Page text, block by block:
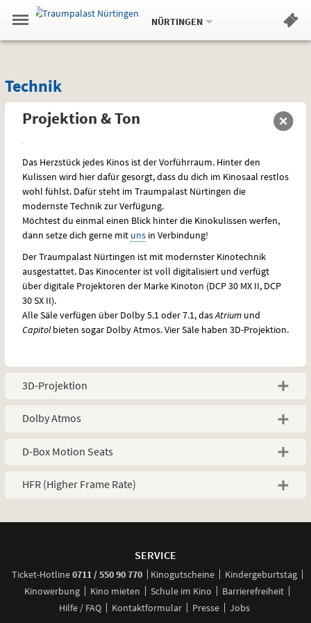
Springe
zum
,zum
.
Navigation
Gehe
zur
Standortauswahl
Standort:
NÜRTINGEN.
Hinweis
Technik
Technik
Projektion & Ton
Das Herzstück jedes Kinos ist der Vorführraum. Hinter den
Kulissen wird hier dafür gesorgt, dass du dich im Kinosaal restlos
wohl fühlst. Dafür steht im Traumpalast Nürtingen die
modernste Technik zur Verfügung.
Möchtest du einmal einen Blick hinter die Kinokulissen werfen,
dann setze dich gerne mit uns in Verbindung!
Der Traumpalast Nürtingen ist mit modernster Kinotechnik
ausgestattet. Das Kinocenter ist voll digitalisiert und verfügt
über digitale Projektoren der Marke Kinoton (DCP30 MX II, DCP
30 SX II).
Alle Säle verfügen über Dolby 5.1 oder 7.1, dasAtrium und
Capitolbieten sogar Dolby Atmos. Vier Säle haben 3D-Projektion.
3D-Projektion
Dolby Atmos
D-Box Motion Seats
HFR (Higher Frame Rate)
SERVICE
Ticket-Hotline0711 / 550 90 770anrufen
Kinogutscheine
Kindergeburtstag
Kinowerbung
Kino mieten Schule im Kino
Barrierefreiheit
Hilfe / FAQ
Kontaktformular Presse Jobs